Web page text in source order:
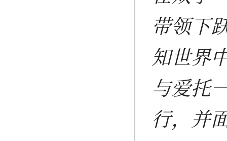
带领下
知世界
与爱托
行，并